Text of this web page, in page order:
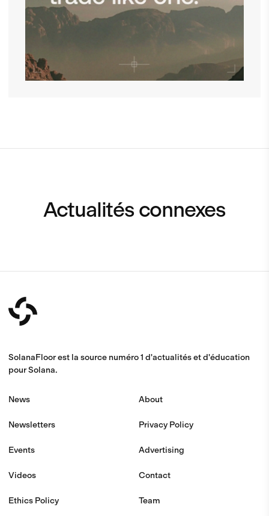
Actualités connexes
SolanaFloor est la source numéro 1 d'actualités et d'éducation
pour Solana.
News
Newsletters
Events
Videos
Ethics Policy
About
Privacy Policy
Advertising
Contact
Team